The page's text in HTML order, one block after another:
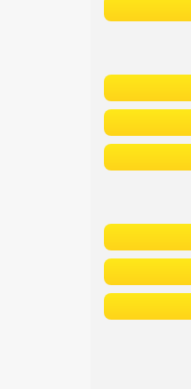
Сетевые отели Сейшел
Сетевые отели Маврикия